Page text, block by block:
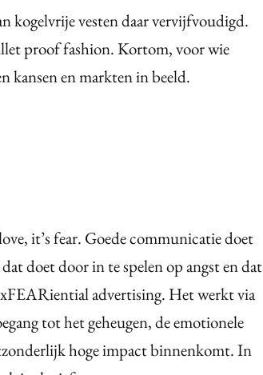
kogelvrije vesten daar vervijfvoudigd.
proof fashion. Kortom, voor wie
kansen en markten in beeld.
it’s fear. Goede communicatie doet
doet door in te spelen op angst en dat
advertising. Het werkt via
tot het geheugen, de emotionele
hoge impact binnenkomt. In